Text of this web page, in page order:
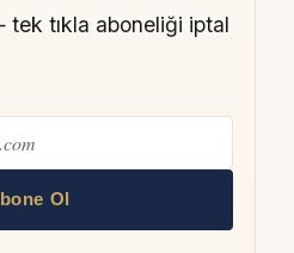
tıkla aboneliği iptal
Ol